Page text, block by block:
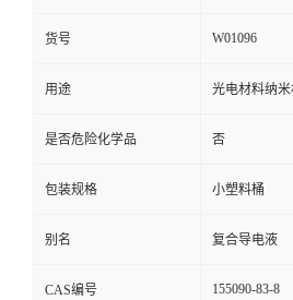
货号 W01096
用途 光电材料纳
是否危险化学品 否
包装规格 小塑料桶
别名 复合导电液
CAS编号 155090-83-8